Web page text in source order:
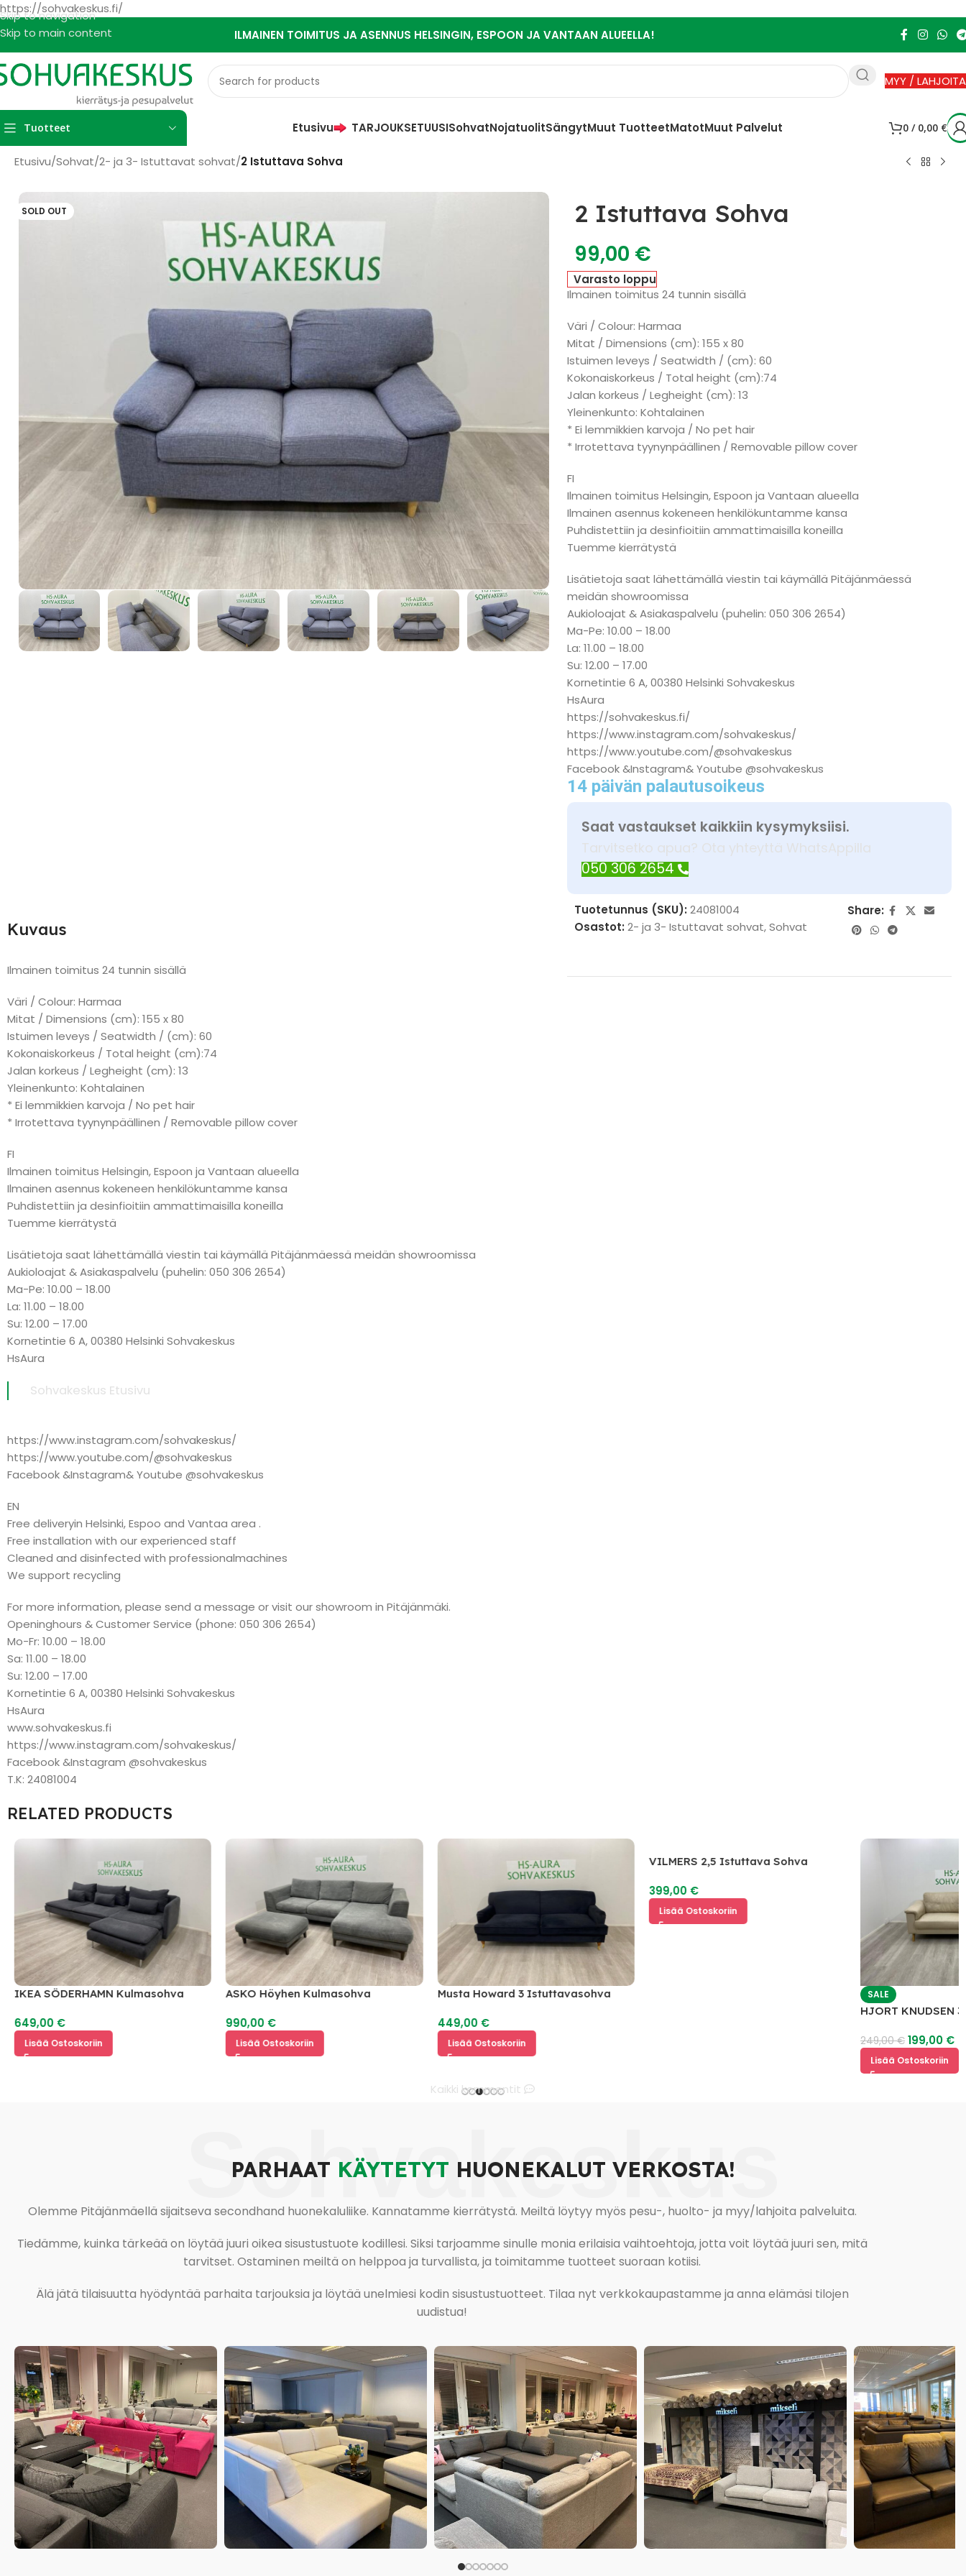
https://sohvakeskus.fi/
Skip to navigation
Skip to main content
ILMAINEN TOIMITUS JA ASENNUS HELSINGIN, ESPOON JA VANTAAN ALUEELLA!
MYY / LAHJOITA
Tuotteet Etusivu TARJOUKSETUUSISohvatNojatuolitSängytMuut TuotteetMatotMuut Palvelut 0 / 0,00 €
Etusivu/Sohvat/2- ja 3- Istuttavat sohvat/2 Istuttava Sohva
SOLD OUT 2 Istuttava Sohva
99,00 €
Varasto loppu
Ilmainen toimitus 24 tunnin sisällä
Väri / Colour: Harmaa
Mitat / Dimensions (cm): 155 x 80
Istuimen leveys / Seatwidth / (cm): 60
Kokonaiskorkeus / Total height (cm):74
Jalan korkeus / Legheight (cm): 13
Yleinenkunto: Kohtalainen
* Ei lemmikkien karvoja / No pet hair
* Irrotettava tyynynpäällinen / Removable pillow cover
FI
Ilmainen toimitus Helsingin, Espoon ja Vantaan alueella
Ilmainen asennus kokeneen henkilökuntamme kansa
Puhdistettiin ja desinfioitiin ammattimaisilla koneilla
Tuemme kierrätystä
Lisätietoja saat lähettämällä viestin tai käymällä Pitäjänmäessä
meidän showroomissa
Aukioloajat & Asiakaspalvelu (puhelin: 050 306 2654)
Ma-Pe: 10.00 – 18.00
La: 11.00 – 18.00
Su: 12.00 – 17.00
Kornetintie 6 A, 00380 Helsinki Sohvakeskus
HsAura
https://sohvakeskus.fi/
https://www.instagram.com/sohvakeskus/
https://www.youtube.com/@sohvakeskus
Facebook &Instagram& Youtube @sohvakeskus
14 päivän palautusoikeus
Saat vastaukset kaikkiin kysymyksiisi.
Tarvitsetko apua? Ota yhteyttä WhatsAppilla
050 306 2654
Tuotetunnus (SKU):24081004
Osastot: 2- ja 3- Istuttavat sohvat,Sohvat
Share:
Kuvaus
Ilmainen toimitus 24 tunnin sisällä
Väri / Colour: Harmaa
Mitat / Dimensions (cm): 155 x 80
Istuimen leveys / Seatwidth / (cm): 60
Kokonaiskorkeus / Total height (cm):74
Jalan korkeus / Legheight (cm): 13
Yleinenkunto: Kohtalainen
* Ei lemmikkien karvoja / No pet hair
* Irrotettava tyynynpäällinen / Removable pillow cover
FI
Ilmainen toimitus Helsingin, Espoon ja Vantaan alueella
Ilmainen asennus kokeneen henkilökuntamme kansa
Puhdistettiin ja desinfioitiin ammattimaisilla koneilla
Tuemme kierrätystä
Lisätietoja saat lähettämällä viestin tai käymällä Pitäjänmäessä meidän showroomissa
Aukioloajat & Asiakaspalvelu (puhelin: 050 306 2654)
Ma-Pe: 10.00 – 18.00
La: 11.00 – 18.00
Su: 12.00 – 17.00
Kornetintie 6 A, 00380 Helsinki Sohvakeskus
HsAura
Sohvakeskus Etusivu
https://www.instagram.com/sohvakeskus/
https://www.youtube.com/@sohvakeskus
Facebook &Instagram& Youtube @sohvakeskus
EN
Free deliveryin Helsinki, Espoo and Vantaa area .
Free installation with our experienced staff
Cleaned and disinfected with professionalmachines
We support recycling
For more information, please send a message or visit our showroom in Pitäjänmäki.
Openinghours & Customer Service (phone: 050 306 2654)
Mo-Fr: 10.00 – 18.00
Sa: 11.00 – 18.00
Su: 12.00 – 17.00
Kornetintie 6 A, 00380 Helsinki Sohvakeskus
HsAura
www.sohvakeskus.fi
https://www.instagram.com/sohvakeskus/
Facebook &Instagram @sohvakeskus
T.K: 24081004
RELATED PRODUCTS
IKEA SÖDERHAMN Kulmasohva
649,00€
Lisää Ostoskoriin
ASKO Höyhen Kulmasohva
990,00€
Lisää Ostoskoriin
Musta Howard 3 Istuttavasohva
449,00€
Lisää Ostoskoriin
VILMERS 2,5 Istuttava Sohva
399,00€
Lisää Ostoskoriin
SALE
HJORT KNUDSEN
249,00€ 199,00 €
Lisää Ostoskoriin
Kaikki kommentit
Sohvakeskus
PARHAAT KÄYTETYT HUONEKALUT VERKOSTA!
Olemme Pitäjänmäellä sijaitseva secondhand huonekaluliike. Kannatamme kierrätystä. Meiltä löytyy myös pesu-, huolto- ja myy/lahjoita palveluita.
Tiedämme, kuinka tärkeää on löytää juuri oikea sisustustuote kodillesi. Siksi tarjoamme sinulle monia erilaisia vaihtoehtoja, jotta voit löytää juuri sen, mitä
tarvitset. Ostaminen meiltä on helppoa ja turvallista, ja toimitamme tuotteet suoraan kotiisi.
Älä jätä tilaisuutta hyödyntää parhaita tarjouksia ja löytää unelmiesi kodin sisustustuotteet. Tilaa nyt verkkokaupastamme ja anna elämäsi tilojen
uudistua!